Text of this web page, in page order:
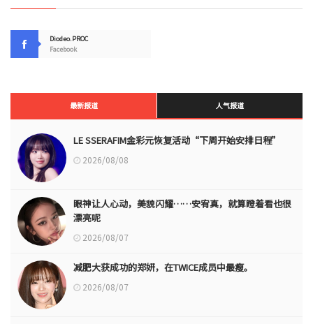
Diodeo.PROC
Facebook
最新报道 人气报道
LE SSERAFIM金彩元恢复活动“下周开始安排日程”
2026/08/08
眼神让人心动，美貌闪耀……安宥真，就算瞪着看也很
漂亮呢
2026/08/07
减肥大获成功的郑妍，在TWICE成员中最瘦。
2026/08/07